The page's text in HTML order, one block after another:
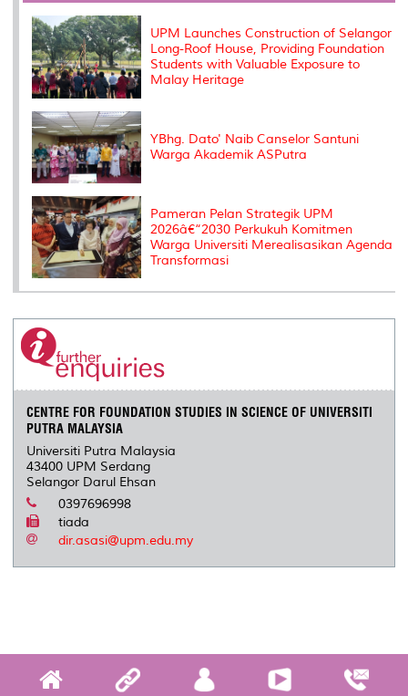
k
s
UPM Launches Construction of Selangor
Long-Roof House, Providing Foundation
Students with Valuable Exposure to
Malay Heritage
YBhg. Dato' Naib Canselor Santuni
Warga Akademik ASPutra
Pameran Pelan Strategik UPM
2026â€“2030 Perkukuh Komitmen
Warga Universiti Merealisasikan Agenda
Transformasi
CENTRE FOR FOUNDATION STUDIES IN SCIENCE OF UNIVERSITI
PUTRA MALAYSIA
Universiti Putra Malaysia
43400 UPM Serdang
Selangor Darul Ehsan
0397696998
tiada
dir.asasi@upm.edu.my